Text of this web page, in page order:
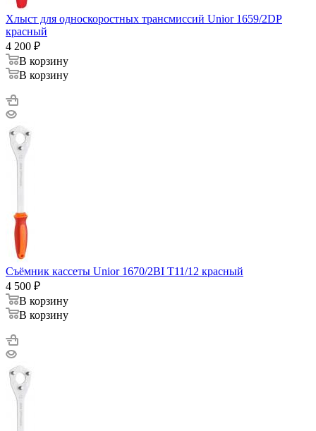
Хлыст для односкоростных трансмиссий Unior 1659/2DP
красный
4 200 ₽
В корзину
В корзину
Съёмник кассеты Unior 1670/2BI T11/12 красный
4 500 ₽
В корзину
В корзину